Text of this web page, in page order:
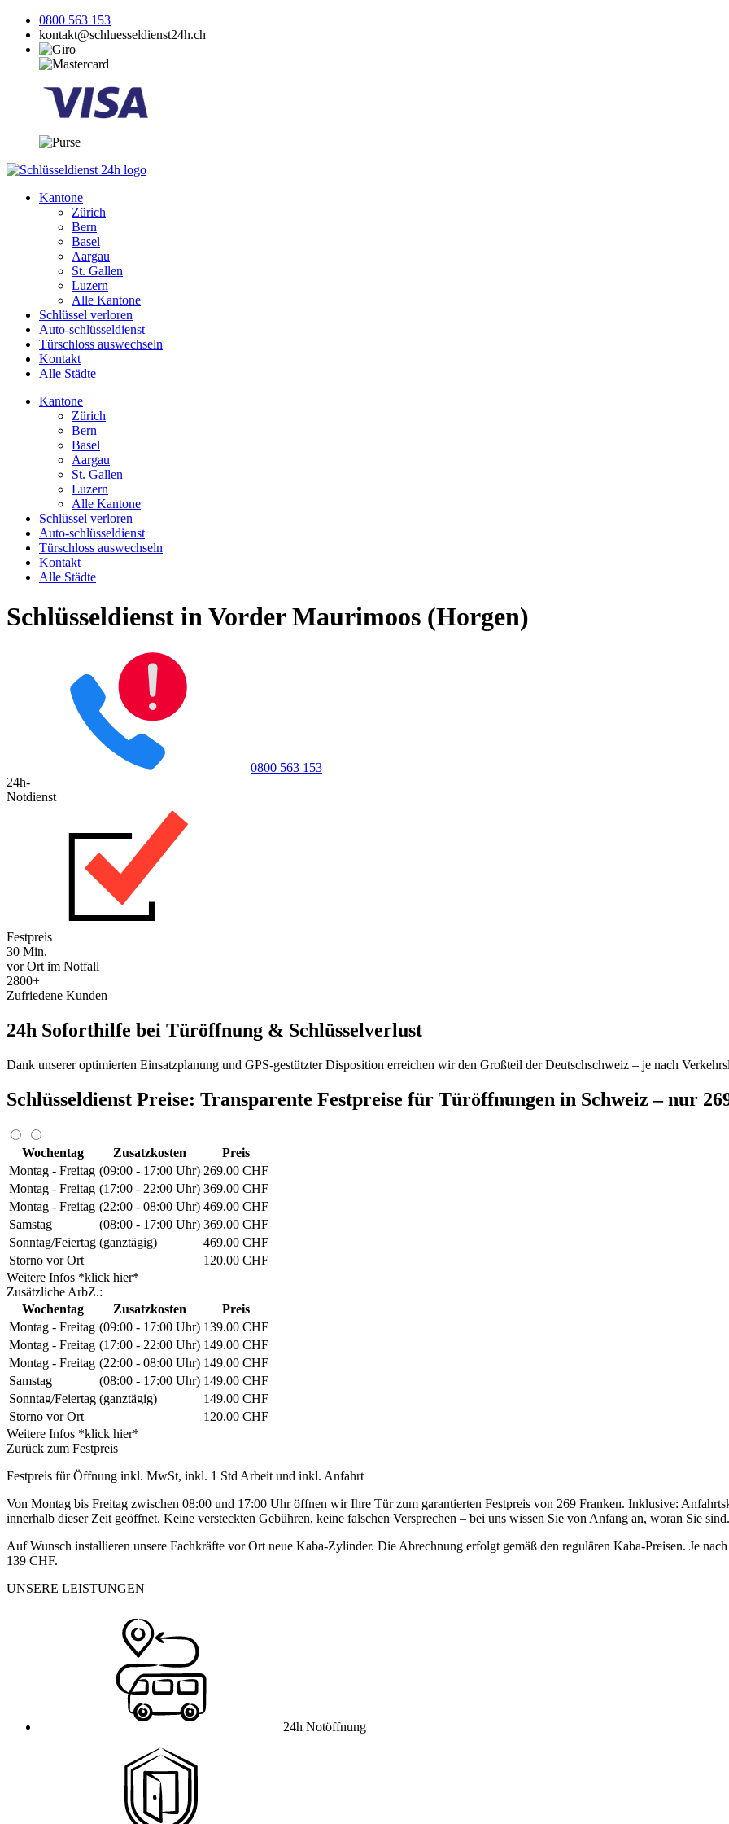
0800 563 153
kontakt@schluesseldienst24h.ch
Kantone
Zürich
Bern
Basel
Aargau
St. Gallen
Luzern
Alle Kantone
Schlüssel verloren
Auto-schlüsseldienst
Türschloss auswechseln
Kontakt
Alle Städte
Kantone
Zürich
Bern
Basel
Aargau
St. Gallen
Luzern
Alle Kantone
Schlüssel verloren
Auto-schlüsseldienst
Türschloss auswechseln
Kontakt
Alle Städte
Schlüsseldienst in Vorder Maurimoos (Horgen)
0800 563 153
24h-
Notdienst
Festpreis
30 Min.
vor Ort im Notfall
2800+
Zufriedene Kunden
24h Soforthilfe bei Türöffnung & Schlüsselverlust
Dank unserer optimierten Einsatzplanung und GPS-gestützter Disposition erreichen wir den Großteil der Deutschschweiz – je nach
Schlüsseldienst Preise: Transparente Festpreise für Türöffnungen in Schweiz – nur
Wochentag Zusatzkosten
Preis
Montag - Freitag (09:00 - 17:00 Uhr) 269.00 CHF
Montag - Freitag (17:00 - 22:00 Uhr) 369.00 CHF
Montag - Freitag (22:00 - 08:00 Uhr) 469.00 CHF
Samstag
(08:00 - 17:00 Uhr) 369.00 CHF
Sonntag/Feiertag (ganztägig)
469.00 CHF
Storno vor Ort
120.00 CHF
Weitere Infos *klick hier*
Zusätzliche ArbZ.:
Wochentag
Zusatzkosten
Preis
Montag - Freitag (09:00 - 17:00 Uhr) 139.00 CHF
Montag - Freitag (17:00 - 22:00 Uhr) 149.00 CHF
Montag - Freitag (22:00 - 08:00 Uhr) 149.00 CHF
Samstag
(08:00 - 17:00 Uhr) 149.00 CHF
Sonntag/Feiertag (ganztägig)
149.00 CHF
Storno vor Ort
120.00 CHF
Weitere Infos *klick hier*
Zurück zum Festpreis
Festpreis für Öffnung inkl. MwSt, inkl. 1 Std Arbeit und inkl. Anfahrt
Von Montag bis Freitag zwischen 08:00 und 17:00 Uhr öffnen wir Ihre Tür zum garantierten Festpreis von 269 Franken. Inklusive:
innerhalb dieser Zeit geöffnet. Keine versteckten Gebühren, keine falschen Versprechen – bei uns wissen Sie von Anfang an, woran Sie sind.
Auf Wunsch installieren unsere Fachkräfte vor Ort neue Kaba-Zylinder. Die Abrechnung erfolgt gemäß den regulären Kaba-Preisen. Je
139 CHF.
UNSERE LEISTUNGEN
24h Notöffnung